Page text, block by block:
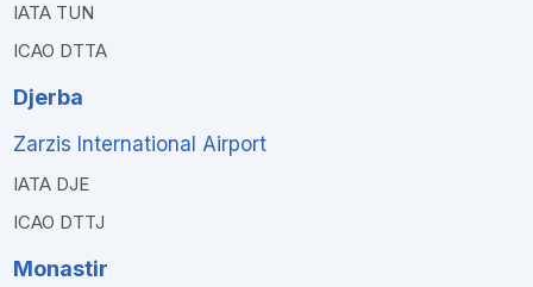
IATA TUN
ICAO DTTA
Djerba
Zarzis International Airport
IATA DJE
ICAO DTTJ
Monastir